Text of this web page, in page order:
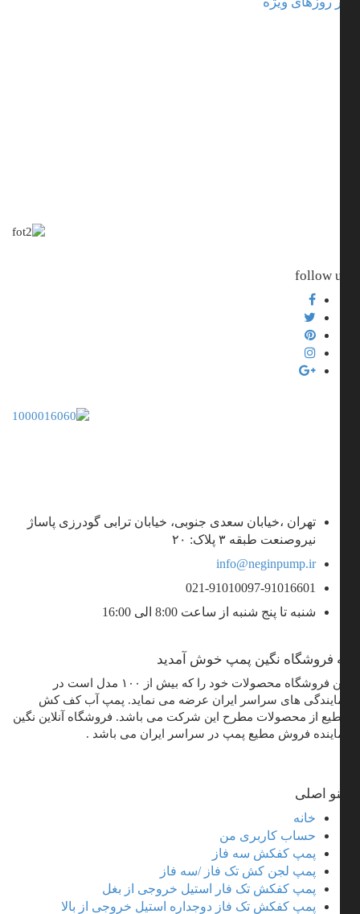
follow
تهران ،خیابان سعدی جنوبی، خیابان ترابی گودرزی پاساژ
نیروصنعت طبقه ۳ پلاک: ۲۰
info@neginpump.ir
021-91010097-91016601
شنبه تا پنج شنبه از ساعت 8:00 الی 16:00
فروشگاه نگین پمپ خوش آمدید
این فروشگاه محصولات خود را که بیش از ۱۰۰ مدل است در
های سراسر ایران عرضه می نماید. پمپ آب کف کش
از محصولات مطرح این شرکت می باشد. فروشگاه آنلاین نگین
فروش مطیع پمپ در سراسر ایران می باشد .
اصلی
خانه
حساب کاربری من
پمپ کفکش سه فاز
پمپ لجن کش تک فاز /سه فاز
پمپ کفکش تک فار استیل خروجی از بغل
پمپ کفکش تک فاز دوجداره استیل خروجی از بالا